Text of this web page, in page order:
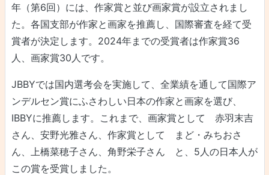
年（第6回）には、作家賞と並び画家賞が設立されまし
た。各国支部が作家と画家を推薦し、国際審査を経て受
賞者が決定します。2024年までの受賞者は作家賞36
人、画家賞30人です。
JBBYでは国内選考会を実施して、全業績を通して国際ア
ンデルセン賞にふさわしい日本の作家と画家を選び、
IBBYに推薦します。これまで、画家賞として 赤羽末吉
さん、安野光雅さん、作家賞として まど・みちおさ
ん、上橋菜穂子さん、角野栄子さん と、5人の日本人が
この賞を受賞しました。